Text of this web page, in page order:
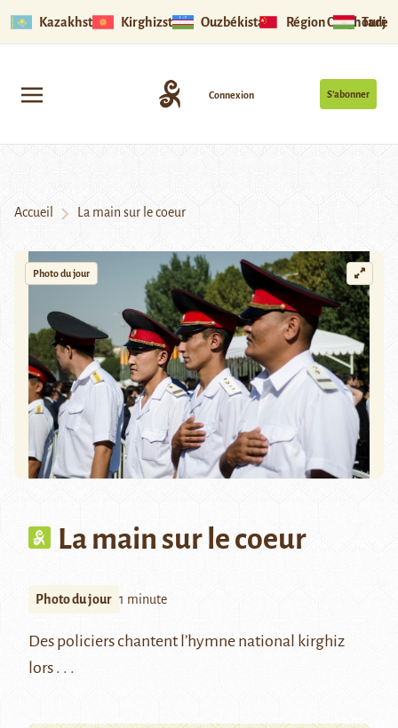
Kazakhstan Kirghizstan Ouzbékistan Région Ouïghoure
S’abonner
Connexion
Accueil La main sur le coeur
Photo du jour
La main sur le coeur
Photo du jour 1 minute
Des policiers chantent l’hymne national kirghiz
lors . . .